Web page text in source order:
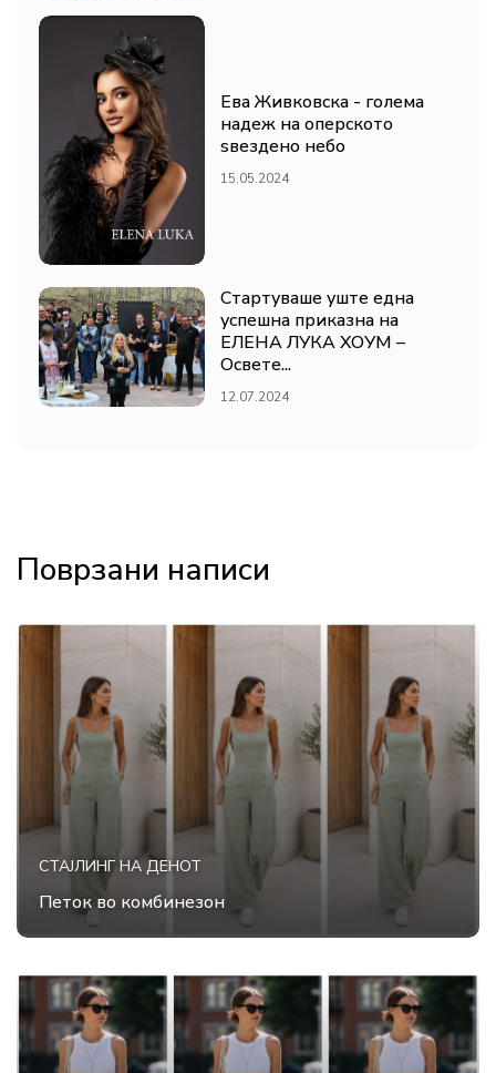
Ева Живковска - голема
надеж на оперското
ѕвездено небо
15.05.2024
Стартуваше уште една
успешна приказна на
ЕЛЕНА ЛУКА ХОУМ –
Освете...
12.07.2024
Поврзани написи
СТАЈЛИНГ НА ДЕНОТ
Петок во комбинезон